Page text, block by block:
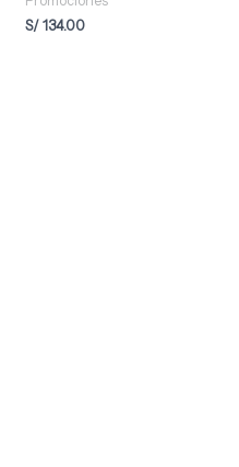
S/134.00